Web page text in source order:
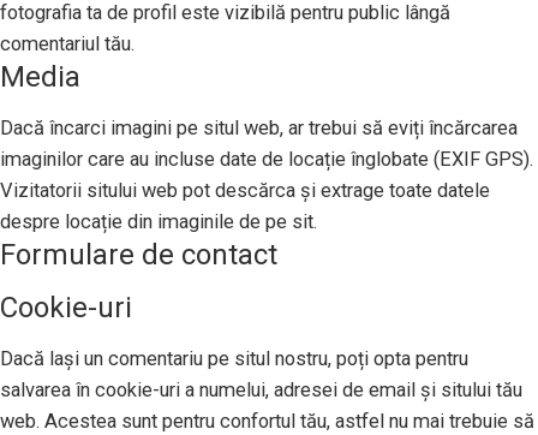
fotografia ta de profil este vizibilă pentru public lângă
comentariul tău.
Media
Dacă încarci imagini pe situl web, ar trebui să eviți încărcarea
imaginilor care au incluse date de locație înglobate (EXIF GPS).
Vizitatorii sitului web pot descărca și extrage toate datele
despre locație din imaginile de pe sit.
Formulare de contact
Cookie-uri
Dacă lași un comentariu pe situl nostru, poți opta pentru
salvarea în cookie-uri a numelui, adresei de email și sitului tău
web. Acestea sunt pentru confortul tău, astfel nu mai trebuie să